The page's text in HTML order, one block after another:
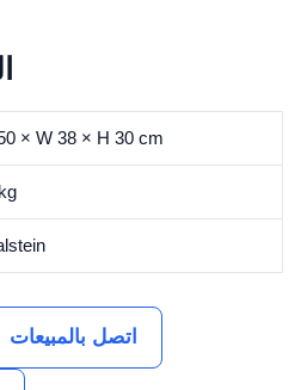
× W 38 × H 30 cm
اتصل بالمبيعات